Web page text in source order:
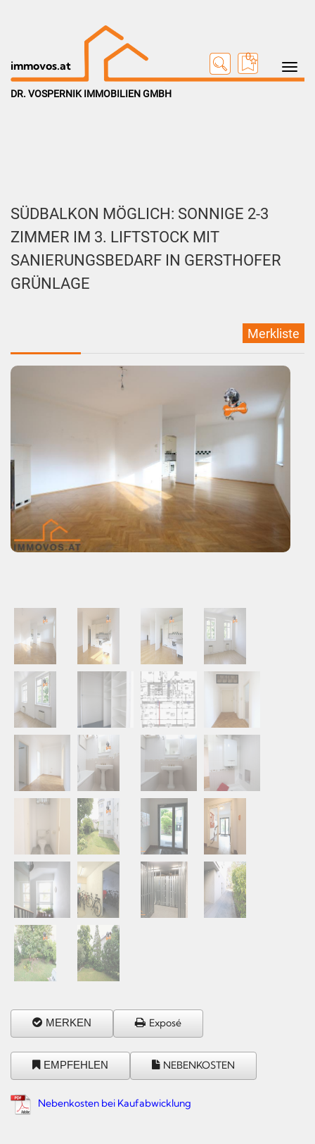
Toggle
immovos.at
0
DR. VOSPERNIK IMMOBILIEN GMBH
SÜDBALKON MÖGLICH: SONNIGE 2-3
ZIMMER IM 3. LIFTSTOCK MIT
SANIERUNGSBEDARF IN GERSTHOFER
GRÜNLAGE
Merkliste
MERKEN Exposé
EMPFEHLEN NEBENKOSTEN
Nebenkosten bei Kaufabwicklung